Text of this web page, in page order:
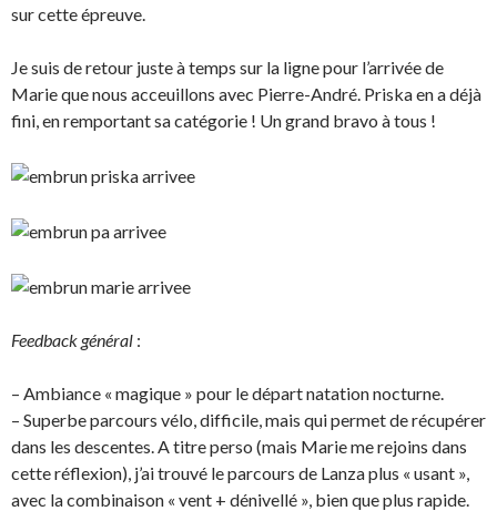
sur cette épreuve.
Je suis de retour juste à temps sur la ligne pour l’arrivée de
Marie que nous acceuillons avec Pierre-André. Priska en a déjà
fini, en remportant sa catégorie ! Un grand bravo à tous !
Feedback général :
– Ambiance « magique » pour le départ natation nocturne.
– Superbe parcours vélo, difficile, mais qui permet de récupérer
dans les descentes. A titre perso (mais Marie me rejoins dans
cette réflexion), j’ai trouvé le parcours de Lanza plus « usant »,
avec la combinaison « vent + dénivellé », bien que plus rapide.